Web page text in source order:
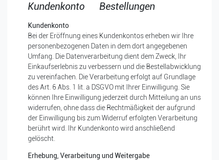
Kundenkonto Bestellungen
Kundenkonto
Bei der Eröffnung eines Kundenkontos erheben wir Ihre
personenbezogenen Daten in dem dort angegebenen
Umfang. Die Datenverarbeitung dient dem Zweck, Ihr
Einkaufserlebnis zu verbessern und die Bestellabwicklung
zu vereinfachen. Die Verarbeitung erfolgt auf Grundlage
des Art. 6 Abs. 1 lit. a DSGVO mit Ihrer Einwilligung. Sie
können Ihre Einwilligung jederzeit durch Mitteilung an uns
widerrufen, ohne dass die Rechtmäßigkeit der aufgrund
der Einwilligung bis zum Widerruf erfolgten Verarbeitung
berührt wird. Ihr Kundenkonto wird anschließend
gelöscht.
Erhebung, Verarbeitung und Weitergabe